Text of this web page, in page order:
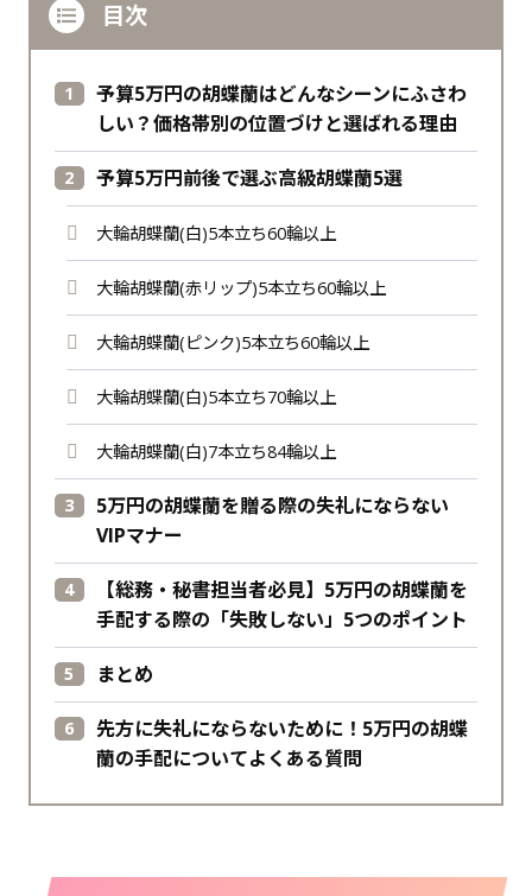
目次
予算5万円の胡蝶蘭はどんなシーンにふさわ
しい？価格帯別の位置づけと選ばれる理由
予算5万円前後で選ぶ高級胡蝶蘭5選
大輪胡蝶蘭(白)5本立ち60輪以上
大輪胡蝶蘭(赤リップ)5本立ち60輪以上
大輪胡蝶蘭(ピンク)5本立ち60輪以上
大輪胡蝶蘭(白)5本立ち70輪以上
大輪胡蝶蘭(白)7本立ち84輪以上
5万円の胡蝶蘭を贈る際の失礼にならない
VIPマナー
【総務・秘書担当者必見】5万円の胡蝶蘭を
手配する際の「失敗しない」5つのポイント
まとめ
先方に失礼にならないために！5万円の胡蝶
蘭の手配についてよくある質問